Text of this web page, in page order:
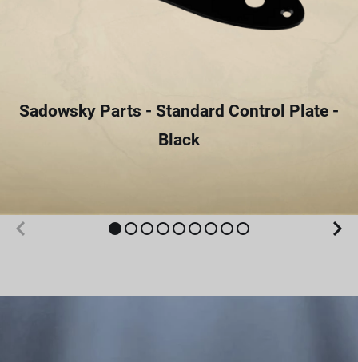
Sadowsky Parts - Standard Control Plate -
Black